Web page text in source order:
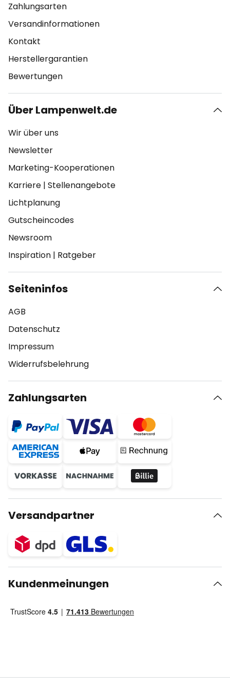
Zahlungsarten
Versandinformationen
Kontakt
Herstellergarantien
Bewertungen
Über Lampenwelt.de
Wir über uns
Newsletter
Marketing-Kooperationen
Karriere | Stellenangebote
Lichtplanung
Gutscheincodes
Newsroom
Inspiration | Ratgeber
Seiteninfos
AGB
Datenschutz
Impressum
Widerrufsbelehrung
Zahlungsarten
Versandpartner
Kundenmeinungen